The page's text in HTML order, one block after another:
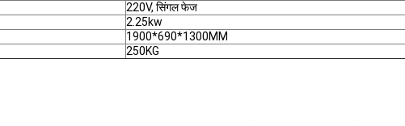
220V, सिंगल फेज
2.25kw
1900*690*1300MM
250KG